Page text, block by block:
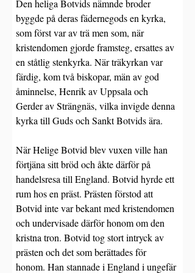
Den heliga Botvids nämnde broder
byggde på deras fädernegods en kyrka,
som först var av trä men som, när
kristendomen gjorde framsteg, ersattes av
en ståtlig stenkyrka. När träkyrkan var
färdig, kom två biskopar, män av god
åminnelse, Henrik av Uppsala och
Gerder av Strängnäs, vilka invigde denna
kyrka till Guds och Sankt Botvids ära.
När Helige Botvid blev vuxen ville han
förtjäna sitt bröd och åkte därför på
handelsresa till England. Botvid hyrde ett
rum hos en präst. Prästen förstod att
Botvid inte var bekant med kristendomen
och undervisade därför honom om den
kristna tron. Botvid tog stort intryck av
prästen och det som berättades för
honom. Han stannade i England i ungefär